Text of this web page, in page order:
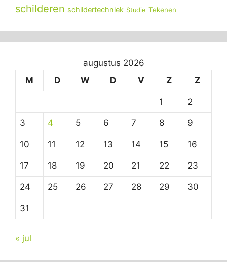
schilderen schildertechniek Studie Tekenen
augustus 2026
M
D W D V Z Z
1 2
3 4 5 6 7 8 9
10 11 12 13 14 15 16
17 18 19 20 21 22 23
24 25 26 27 28 29 30
31
« jul